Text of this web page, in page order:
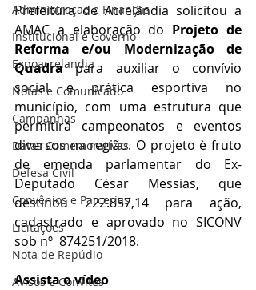
Administração e Finanças
Institucional e Governo
Expoacrelandia
Notas e Comunicado
Campanhas
Datas Comemorativas
Defesa Civil
Convênios e Parcerias
Licitações
Nota de Repúdio
Avisos e Convites
Prefeitura de Acrelândia solicitou a
AMAC a elaboração do Projeto de
Reforma e/ou Modernização de
Quadra para auxiliar o convívio
social e prática esportiva no
município, com uma estrutura que
permitirá campeonatos e eventos
diversos na região. O projeto è fruto
de emenda parlamentar do Ex-
Deputado César Messias, que
destinou 222.857,14 para ação,
cadastrado e aprovado no SICONV
sob nº  874251/2018.
Assista o vídeo